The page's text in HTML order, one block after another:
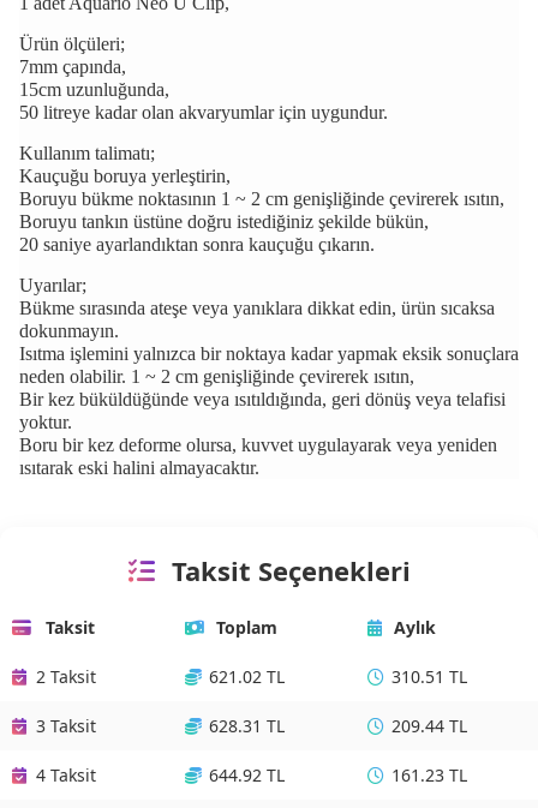
Ürün ölçüleri;
7mm çapında,
15cm uzunluğunda,
50 litreye kadar olan akvaryumlar için uygundur.
Kullanım talimatı;
Kauçuğu boruya yerleştirin,
Boruyu bükme noktasının 1 ~ 2 cm genişliğinde çevirerek ısıtın,
Boruyu tankın üstüne doğru istediğiniz şekilde bükün,
20 saniye ayarlandıktan sonra kauçuğu çıkarın.
Uyarılar;
Bükme sırasında ateşe veya yanıklara dikkat edin, ürün sıcaksa
dokunmayın.
Isıtma işlemini yalnızca bir noktaya kadar yapmak eksik sonuçlara
neden olabilir. 1 ~ 2 cm genişliğinde çevirerek ısıtın,
Bir kez büküldüğünde veya ısıtıldığında, geri dönüş veya telafisi
yoktur.
Boru bir kez deforme olursa, kuvvet uygulayarak veya yeniden
ısıtarak eski halini almayacaktır.
Taksit Seçenekleri
Taksit Toplam Aylık
2 Taksit 621.02 TL 310.51 TL
3 Taksit 628.31 TL 209.44 TL
4 Taksit 644.92 TL 161.23 TL